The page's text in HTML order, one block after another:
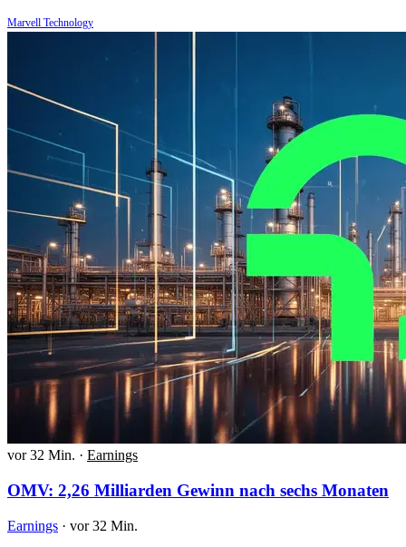
Marvell Technology
vor 32 Min. · Earnings
OMV: 2,26 Milliarden Gewinn nach sechs Monaten
Earnings · vor 32 Min.